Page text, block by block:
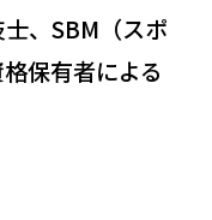
、SBM（スポ
保有者による